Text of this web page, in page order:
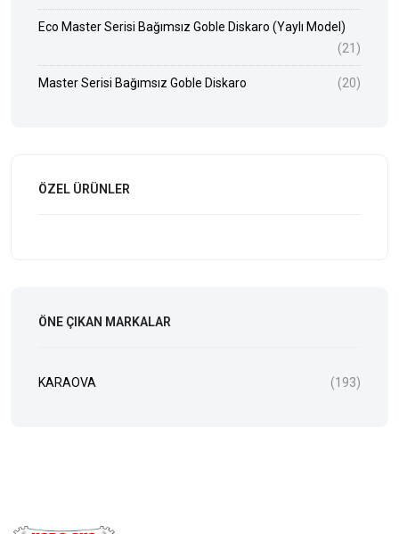
Eco Master Serisi Bağımsız Goble Diskaro (Yaylı Model)
(21)
Master Serisi Bağımsız Goble Diskaro (20)
ÖZEL ÜRÜNLER
ÖNE ÇIKAN MARKALAR
KARAOVA (193)